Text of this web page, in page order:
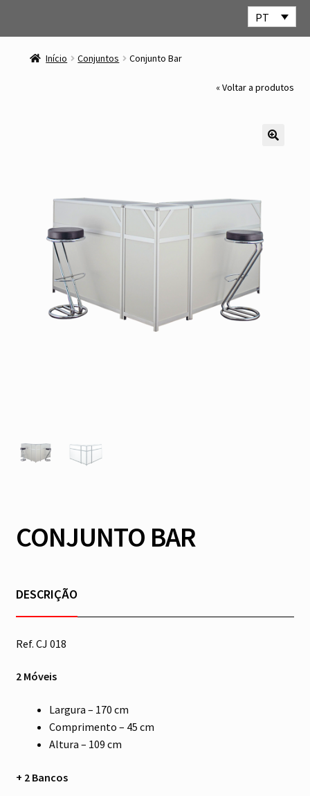
PT
Início Conjuntos Conjunto Bar
« Voltar a produtos
CONJUNTO BAR
DESCRIÇÃO
Ref. CJ 018
2 Móveis
Largura – 170 cm
Comprimento – 45 cm
Altura – 109 cm
+ 2 Bancos